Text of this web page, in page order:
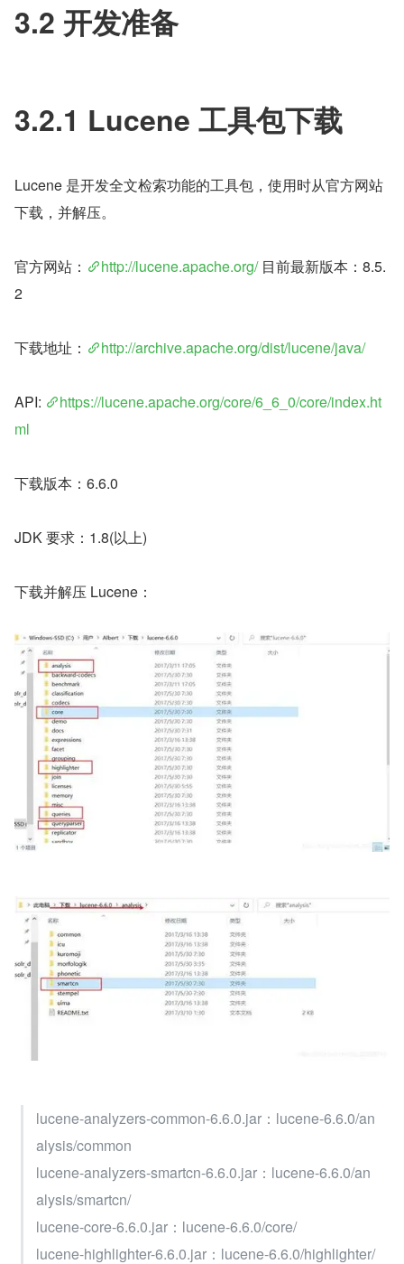
3.2 开发准备
3.2.1 Lucene 工具包下载
Lucene 是开发全文检索功能的工具包，使用时从官方网站
下载，并解压。
官方网站： http://lucene.apache.org/ 目前最新版本：8.5.
2
下载地址： http://archive.apache.org/dist/lucene/java/
API:
https://lucene.apache.org/core/6_6_0/core/index.ht
ml
下载版本：6.6.0
JDK 要求：1.8(以上)
下载并解压 Lucene：
lucene-analyzers-common-6.6.0.jar：lucene-6.6.0/an
alysis/common
lucene-analyzers-smartcn-6.6.0.jar：lucene-6.6.0/an
alysis/smartcn/
lucene-core-6.6.0.jar：lucene-6.6.0/core/
lucene-highlighter-6.6.0.jar：lucene-6.6.0/highlighter/